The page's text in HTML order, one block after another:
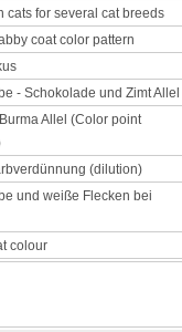
cats for several cat breeds
coat color pattern
- Schokolade und Zimt Allel
Allel (Color point
(dilution)
und weiße Flecken bei
colour